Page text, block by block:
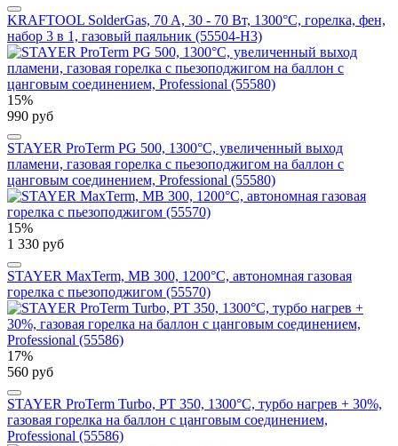
KRAFTOOL SolderGas, 70 A, 30 - 70 Вт, 1300°С, горелка, фен,
набор 3 в 1, газовый паяльник (55504-H3)
15%
990 руб
STAYER ProTerm PG 500, 1300°C, увеличенный выход
пламени, газовая горелка с пьезоподжигом на баллон с
цанговым соединением, Professional (55580)
15%
1 330 руб
STAYER MaxTerm, MB 300, 1200°С, автономная газовая
горелка с пьезоподжигом (55570)
17%
560 руб
STAYER ProTerm Turbo, PT 350, 1300°C, турбо нагрев + 30%,
газовая горелка на баллон с цанговым соединением,
Professional (55586)